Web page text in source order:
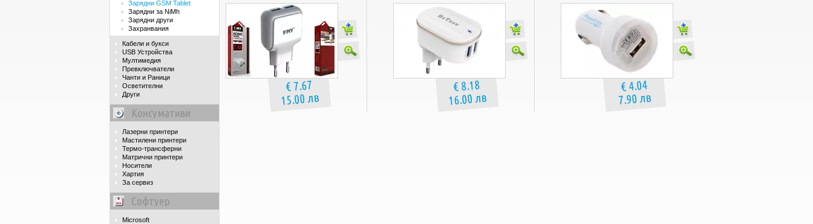
Зарядни GSM Tablet
Зарядни за NiMh
Зарядни други
Захранвания
Кабели и букси
USB Устройства
Мултимедия
Превключватели
Чанти и Раници
Осветителни
Други
Консумативи
Лазерни принтери
Мастилени принтери
Термо-трансферни
Матрични принтери
Носители
Хартия
За сервиз
Софтуер
Microsoft
€ 7.67
15.00 лв
€ 8.18
16.00 лв
€ 4.04
7.90 лв